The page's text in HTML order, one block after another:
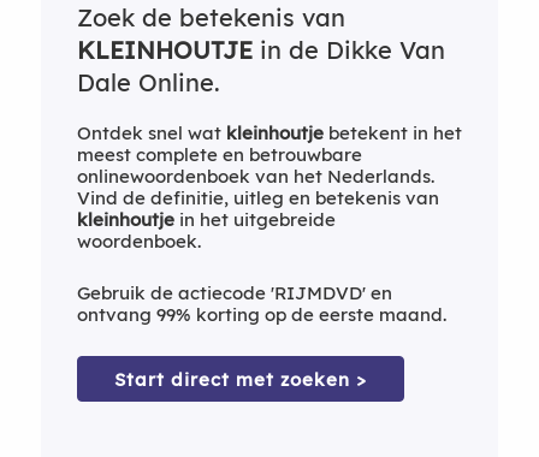
Zoek de betekenis van
KLEINHOUTJEin de Dikke Van
Dale Online.
Ontdek snel wat kleinhoutjebetekent in het
meest complete en betrouwbare
onlinewoordenboek van het Nederlands.
Vind de definitie, uitleg en betekenis van
kleinhoutjein het uitgebreide
woordenboek.
Gebruik de actiecode 'RIJMDVD' en
ontvang 99% korting op de eerste maand.
Start direct met zoeken >